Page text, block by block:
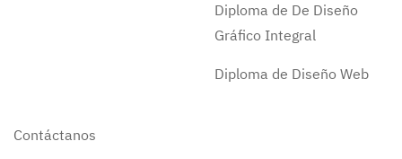
Diploma de De Diseño
Gráfico Integral
Diploma de Diseño Web
Contáctanos